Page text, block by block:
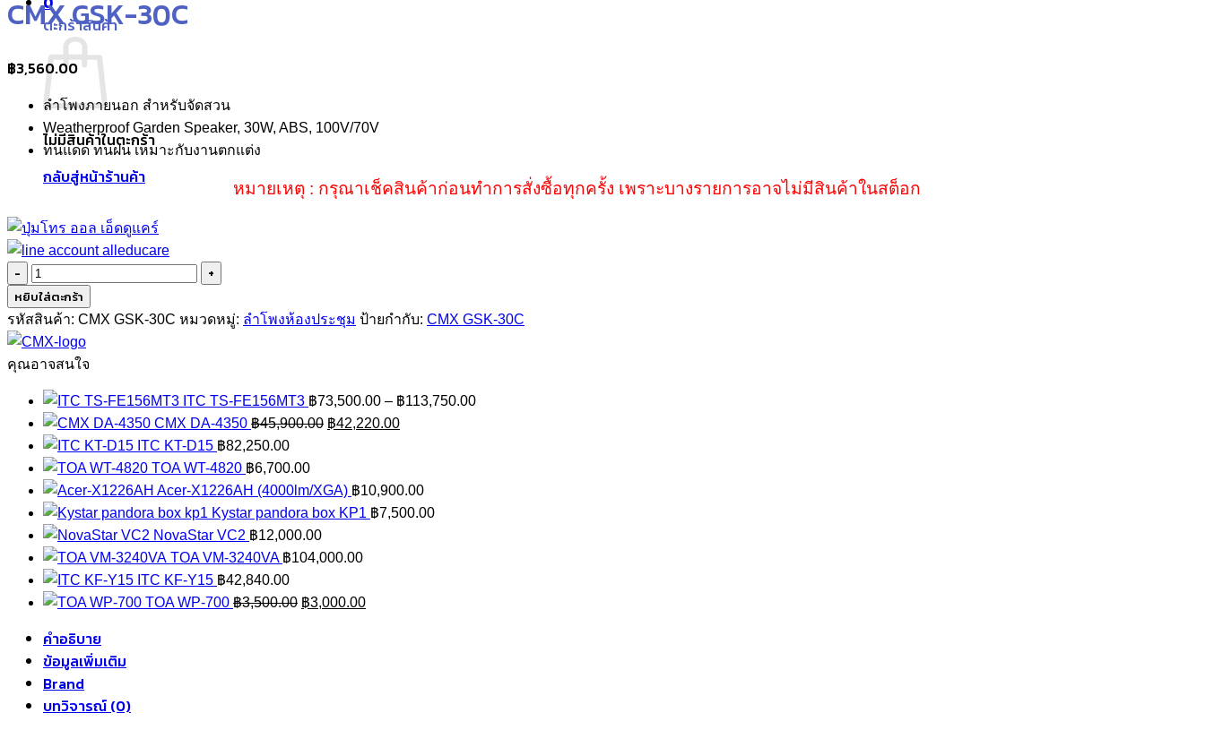
ตะกร้าสินค้า
ไม่มีสินค้าในตะกร้า
กลับสู่หน้าร้านค้า
CMX GSK-30C
฿3,560.00
ลำโพงภายนอก สำหรับจัดสวน
Weatherproof Garden Speaker, 30W, ABS, 100V/70V
ทนแดด ทนฝน เหมาะกับงานตกแต่ง
หมายเหตุ : กรุณาเช็คสินค้าก่อนทำการสั่งซื้อทุกครั้ง เพราะบางรายการอาจไม่มีสินค้าในสต็อก
จำนวน
CMX
GSK-
30C
ชิ้น
หยิบใส่ตะกร้า
รหัสสินค้า: CMX GSK-30C หมวดหมู่: ลำโพงห้องประชุม ป้ายกำกับ: CMX GSK-30C
คุณอาจสนใจ
ITC TS-FE156MT3 ฿73,500.00 – ฿113,750.00Price
CMX DA-4350 ฿45,900.00 Original
฿45,900.00.
฿42,220.00Current
฿42,220.00.
ITC KT-D15 ฿82,250.00
TOA WT-4820 ฿6,700.00
Acer-X1226AH (4000lm/XGA) ฿10,900.00
Kystar pandora box KP1 ฿7,500.00
NovaStar VC2 ฿12,000.00
TOA VM-3240VA ฿104,000.00
ITC KF-Y15 ฿42,840.00
TOA WP-700 ฿3,500.00 Original
฿3,000.00Current
คำอธิบาย
ข้อมูลเพิ่มเติม
Brand
บทวิจารณ์ (0)